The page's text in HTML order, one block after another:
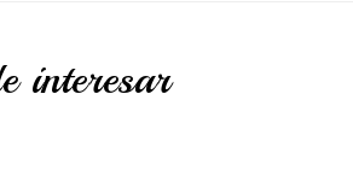
interesar